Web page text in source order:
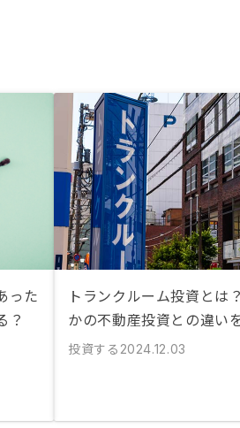
った
？
トランクルーム投資とは
かの不動産投資との違い
投資する 2024.12.03